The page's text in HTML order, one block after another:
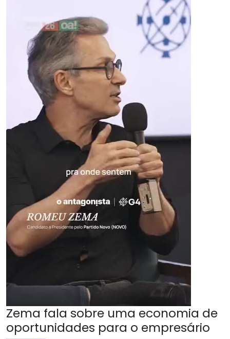
Zema fala sobre uma economia de
oportunidades para o empresário